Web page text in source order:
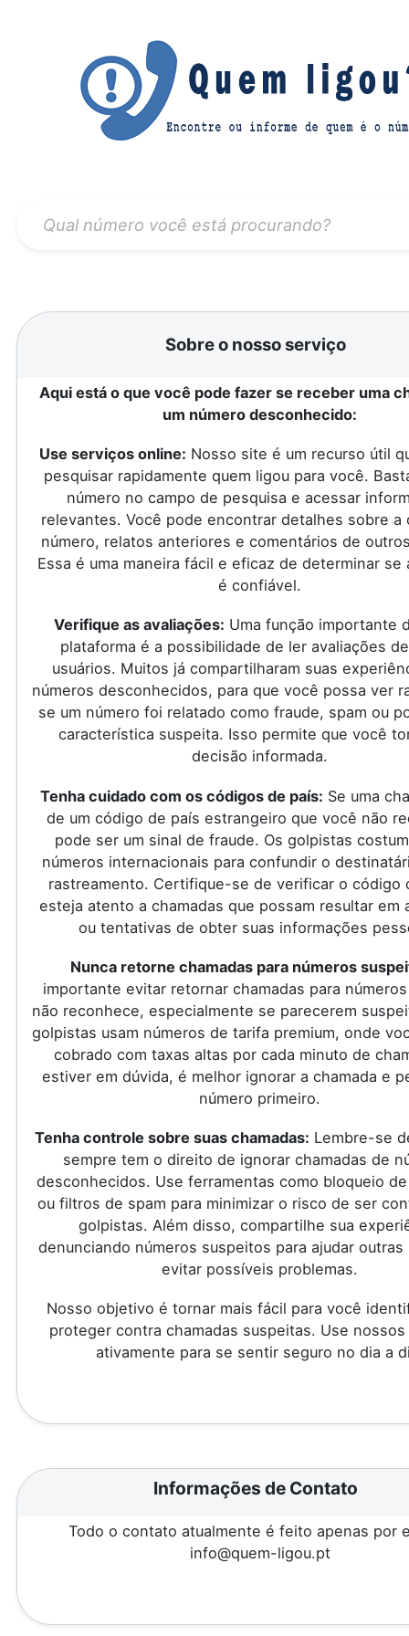
Sobre o nosso serviço
Aqui está o que você pode fazer se receber uma
um número desconhecido:
Use serviços online: Nosso site é um recurso útil
pesquisar rapidamente quem ligou para você.
número no campo de pesquisa e acessar
relevantes. Você pode encontrar detalhes sobre a
número, relatos anteriores e comentários de
Essa é uma maneira fácil e eficaz de determinar se
é confiável.
Verifique as avaliações: Uma função importante
plataforma é a possibilidade de ler avaliações
usuários. Muitos já compartilharam suas
números desconhecidos, para que você possa ver
se um número foi relatado como fraude, spam ou
característica suspeita. Isso permite que você
decisão informada.
Tenha cuidado com os códigos de país: Se uma
de um código de país estrangeiro que você não
pode ser um sinal de fraude. Os golpistas
números internacionais para confundir o
rastreamento. Certifique-se de verificar o código
esteja atento a chamadas que possam resultar em
ou tentativas de obter suas informações
Nunca retorne chamadas para números
importante evitar retornar chamadas para
não reconhece, especialmente se parecerem
golpistas usam números de tarifa premium, onde
cobrado com taxas altas por cada minuto de
estiver em dúvida, é melhor ignorar a chamada e
número primeiro.
Tenha controle sobre suas chamadas: Lembre-se
sempre tem o direito de ignorar chamadas de
desconhecidos. Use ferramentas como bloqueio
ou filtros de spam para minimizar o risco de ser
golpistas. Além disso, compartilhe sua
denunciando números suspeitos para ajudar outras
evitar possíveis problemas.
Nosso objetivo é tornar mais fácil para você
proteger contra chamadas suspeitas. Use
ativamente para se sentir seguro no dia a
Informações de Contato
Todo o contato atualmente é feito apenas por
info@quem-ligou.pt